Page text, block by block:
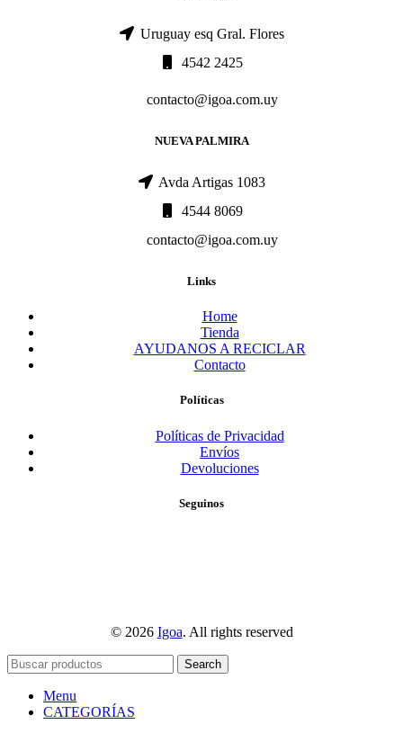
Uruguay esq Gral. Flores
4542 2425
contacto@igoa.com.uy
NUEVA PALMIRA
Avda Artigas 1083
4544 8069
contacto@igoa.com.uy
Links
Home
Tienda
AYUDANOS A RECICLAR
Contacto
Políticas
Políticas de Privacidad
Envíos
Devoluciones
Seguinos
© 2026 Igoa. All rights reserved
Search
Menu
CATEGORÍAS